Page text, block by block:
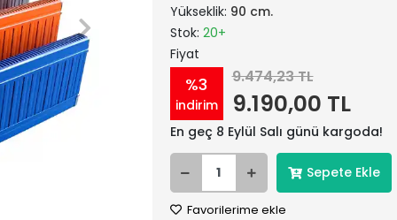
Yükseklik: 90 cm.
Stok: 20+
Fiyat
%3
indirim
9.474,23 TL
9.190,00 TL
En geç 8 Eylül Salı günü kargoda!
Sepete Ekle
Favorilerime ekle